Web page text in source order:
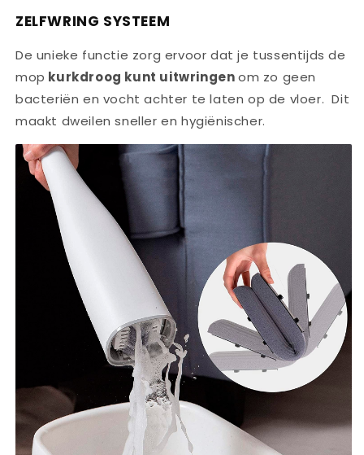
ZELFWRING SYSTEEM
De unieke functie zorg ervoor dat je tussentijds de
mop kurkdroog kunt uitwringenom zo geen
bacteriën en vocht achter te laten op de vloer. Dit
maakt dweilen sneller en hygiënischer.